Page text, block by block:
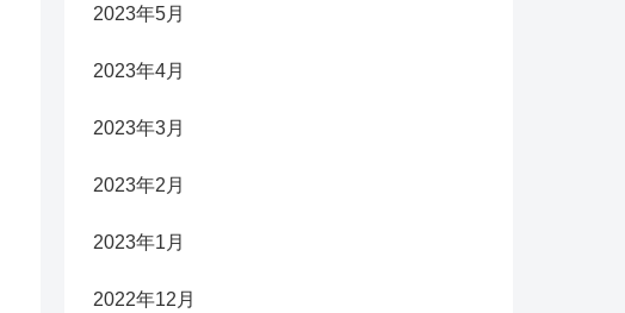
2023年5月
2023年4月
2023年3月
2023年2月
2023年1月
2022年12月